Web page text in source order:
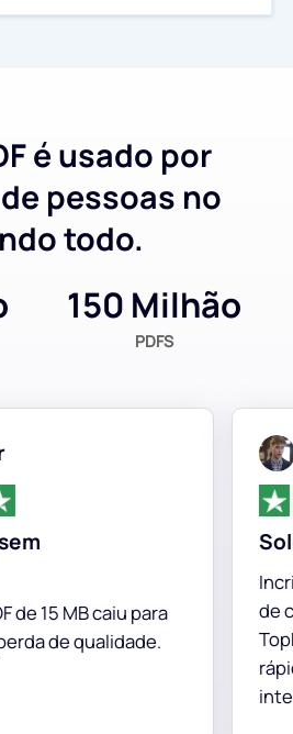
é usado por
pessoas no
todo.
150 Milhão
PDFS
15 MB caiu para
de qualidade.
de